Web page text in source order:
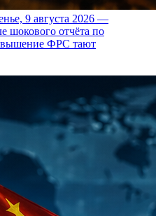
9 августа 2026 —
шокового отчёта по
ФРС тают